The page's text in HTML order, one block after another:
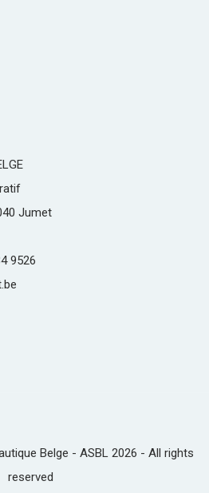
Jumet
9526
Belge - ASBL 2026 - All rights
reserved